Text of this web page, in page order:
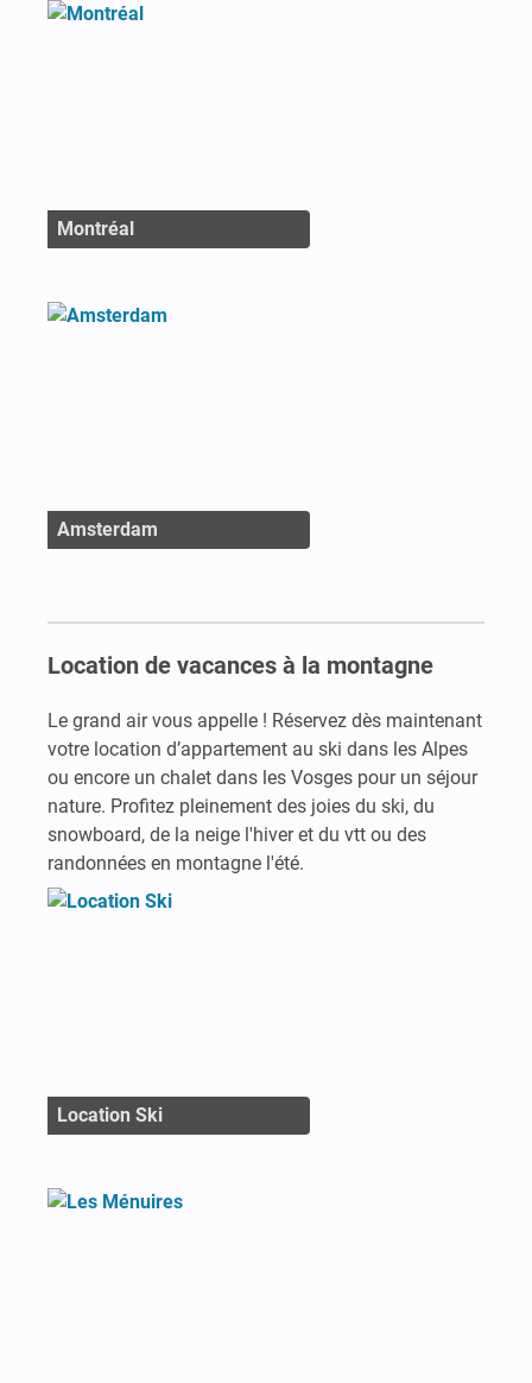
Montréal
Amsterdam
Location de vacances à la montagne
Le grand air vous appelle ! Réservez dès maintenant
votre location d’appartement au ski dans les Alpes
ou encore un chalet dans les Vosges pour un séjour
nature. Profitez pleinement des joies du ski, du
snowboard, de la neige l'hiver et du vtt ou des
randonnées en montagne l'été.
Location Ski